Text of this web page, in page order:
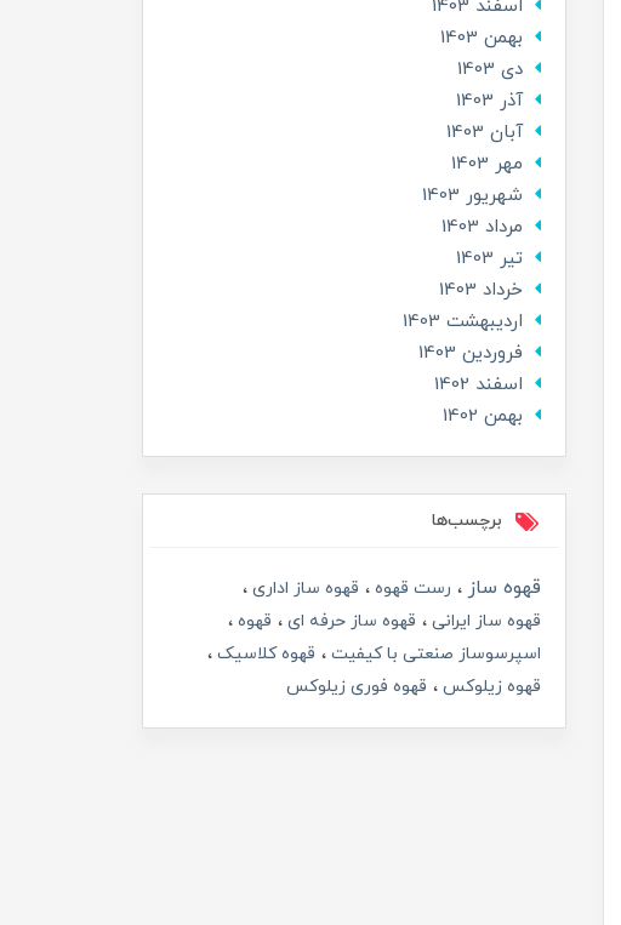
اسفند 1403
بهمن 1403
دی 1403
آذر 1403
آبان 1403
مهر 1403
شهریور 1403
مرداد 1403
تير 1403
خرداد 1403
ارديبهشت 1403
فروردین 1403
اسفند 1402
بهمن 1402
برچسب‌ها
قهوه ساز رست قهوه
قهوه ساز اداری
قهوه ساز ایرانی
قهوه ساز حرفه ای
قهوه
اسپرسوساز صنعتی با کیفیت
قهوه کلاسیک
قهوه زیلوکس
قهوه فوری زیلوکس